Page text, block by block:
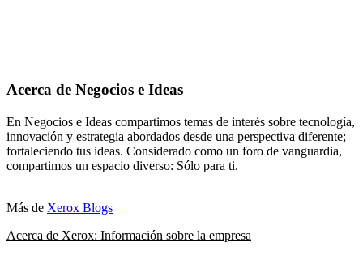
Acerca de Negocios e Ideas
En Negocios e Ideas compartimos temas de interés sobre tecnología,
innovación y estrategia abordados desde una perspectiva diferente;
fortaleciendo tus ideas. Considerado como un foro de vanguardia,
compartimos un espacio diverso: Sólo para ti.
Más de Xerox Blogs
Acerca de Xerox: Información sobre la empresa